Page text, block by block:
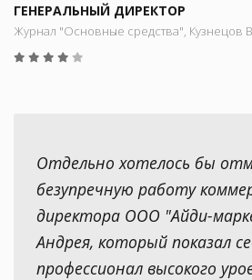
ГЕНЕРАЛЬНЫЙ ДИРЕКТОР
Журнал "Основные средства", Кузнецов
Отдельно хотелось бы
безупречную работу
директора ООО "Айди-
Андрея, который показал
профессионал высокого